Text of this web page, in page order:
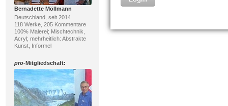
Bernadette Möllmann
Deutschland, seit 2014
118 Werke, 205 Kommentare
100% Malerei; Mischtechnik,
Acryl; mehrheitlich: Abstrakte
Kunst, Informel
pro-Mitgliedschaft: